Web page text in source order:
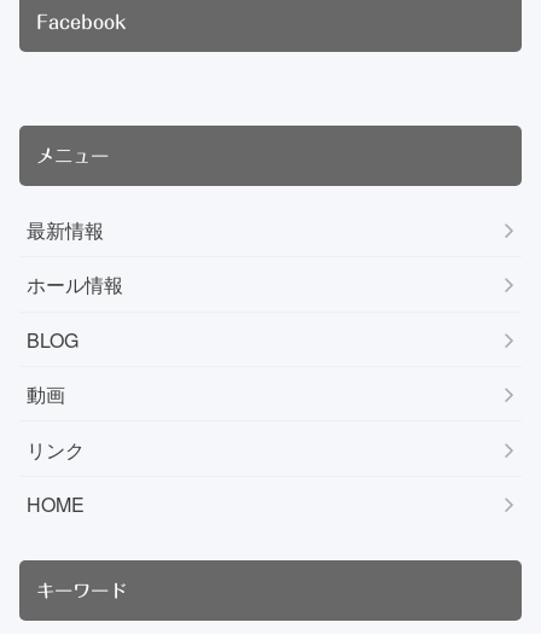
Facebook
メニュー
最新情報
ホール情報
BLOG
動画
リンク
HOME
キーワード